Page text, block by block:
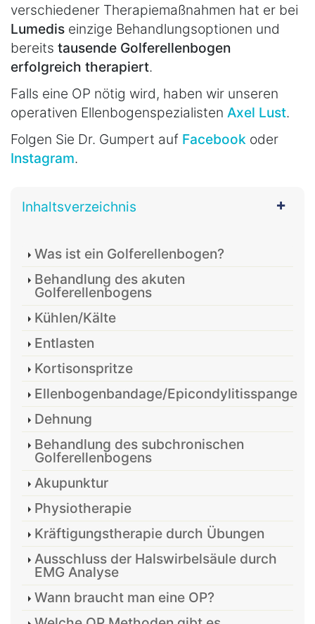
verschiedener Therapiemaßnahmen hat er bei
Lumedis einzige Behandlungsoptionen und
bereits tausende Golferellenbogen
erfolgreich therapiert.
Falls eine OP nötig wird, haben wir unseren
operativen Ellenbogenspezialisten Axel Lust.
Folgen Sie Dr. Gumpert auf Facebook ­­oder
Instagram.
Inhaltsverzeichnis
Was ist ein Golferellenbogen?
Behandlung des akuten
Golferellenbogens
Kühlen/Kälte
Entlasten
Kortisonspritze
Ellenbogenbandage/Epicondylitisspange
Dehnung
Behandlung des subchronischen
Golferellenbogens
Akupunktur
Physiotherapie
Kräftigungstherapie durch Übungen
Ausschluss der Halswirbelsäule durch
EMG Analyse
Wann braucht man eine OP?